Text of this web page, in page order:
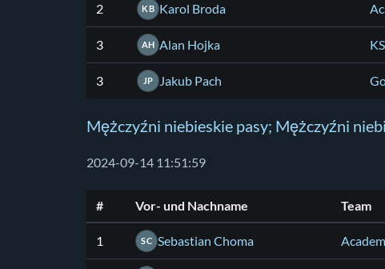
2 KB Karol Broda
3 AH Alan Hojka
3 JP Jakub Pach
Mężczyźni niebieskie pasy; Mężczyźni
2024-09-14 11:51:59
# Vor- und Nachname Team
1 SC Sebastian Choma